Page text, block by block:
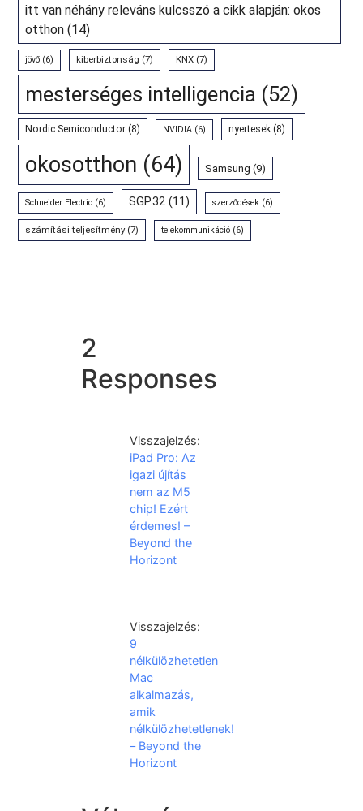
itt van néhány releváns kulcsszó a cikk alapján: okos
otthon (14)
jövő (6) kiberbiztonság (7) KNX (7)
mesterséges intelligencia (52)
Nordic Semiconductor (8) NVIDIA (6) nyertesek (8)
okosotthon (64) Samsung (9)
Schneider Electric (6) SGP.32 (11) szerződések (6)
számítási teljesítmény(7) telekommunikáció (6)
2
Responses
Visszajelzés:
iPad Pro: Az
igazi újítás
nem az M5
chip! Ezért
érdemes! –
Beyond the
Horizont
Visszajelzés:
9
nélkülözhetetlen
Mac
alkalmazás,
amik
nélkülözhetetlenek!
– Beyond the
Horizont